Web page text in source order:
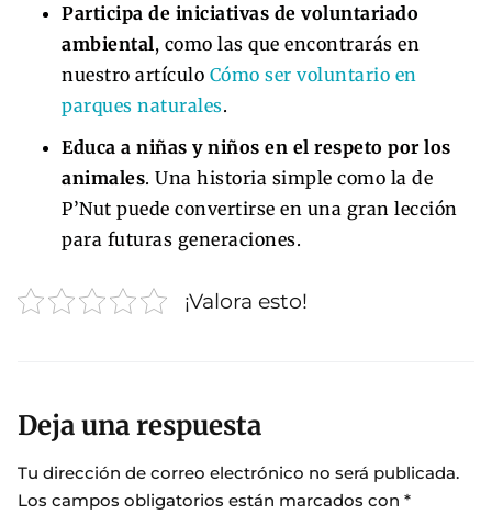
Participa de iniciativas de voluntariado
ambiental, como las que encontrarás en
nuestro artículo Cómo ser voluntario en
parques naturales.
Educa a niñas y niños en el respeto por los
animales. Una historia simple como la de
P’Nut puede convertirse en una gran lección
para futuras generaciones.
¡Valora esto!
Deja una respuesta
Tu dirección de correo electrónico no será publicada.
Los campos obligatorios están marcados con *